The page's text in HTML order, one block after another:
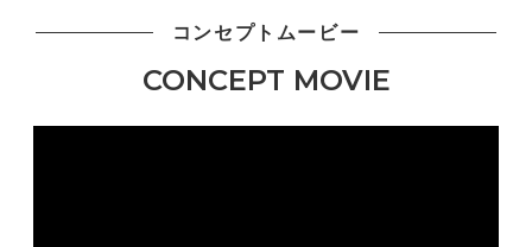
コンセプトムービー
CONCEPT MOVIE